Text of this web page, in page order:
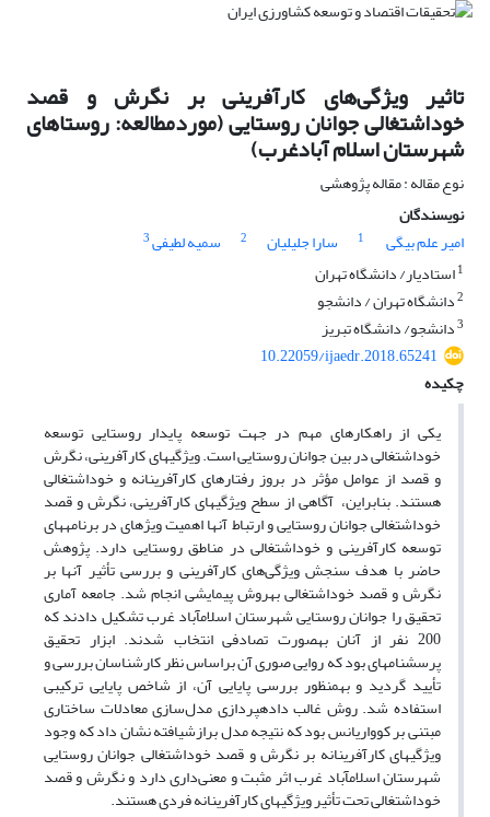
تاثیر ویژگی‌های کارآفرینی بر نگرش و قصد
خوداشتغالی جوانان روستایی (موردمطالعه: روستاهای
شهرستان اسلام آبادغرب)
نوع مقاله : مقاله پژوهشی
نویسندگان
امیر علم بیگی
1 سارا جلیلیان 2 سمیه لطیفی3
1استادیار/ دانشگاه تهران
2دانشگاه تهران / دانشجو
3دانشجو/ دانشگاه تبریز
10.22059/ijaedr.2018.65241
چکیده
یکی از راهکارهای مهم در جهت توسعه پایدار روستایی توسعه
خوداشتغالی در بین جوانان روستایی است. ویژگی­های کارآفرینی، نگرش
و قصد از عوامل مؤثر در بروز رفتارهای کارآفرینانه و خوداشتغالی
هستند. بنابراین، آگاهی از سطح ویژگی­های کارآفرینی، نگرش و قصد
خوداشتغالی جوانان روستایی و ارتباط آن­ها اهمیت ویژه­ای در برنامه­­های
توسعه کارآفرینی و خوداشتغالی در مناطق روستایی دارد. پژوهش
حاضر با هدف سنجش ویژگی‌های کارآفرینی و بررسی تأثیر آن­ها بر
نگرش و قصد خوداشتغالی به­روش پیمایشی انجام شد. جامعه آماری
تحقیق را جوانان روستایی شهرستان اسلام­آباد غرب تشکیل دادند که
200 نفر از آنان به­صورت تصادفی انتخاب شدند. ابزار تحقیق
پرسشنامه­­ای بود که روایی صوری آن براساس نظر کارشناسان بررسی و
تأیید گردید و به­منظور بررسی پایایی آن، از شاخص پایایی ترکیبی
استفاده شد. روش غالب داده­پردازی مدل‌سازی معادلات ساختاری
مبتنی بر کوواریانس بود که نتیجه مدل برازش­یافته نشان داد که وجود
ویژگی­های کارآفرینانه بر نگرش و قصد خوداشتغالی جوانان روستایی
شهرستان اسلام­آباد غرب اثر مثبت و معنی‌داری دارد و نگرش و قصد
خوداشتغالی تحت تأثیر ویژگی­های کارآفرینانه فردی هستند.